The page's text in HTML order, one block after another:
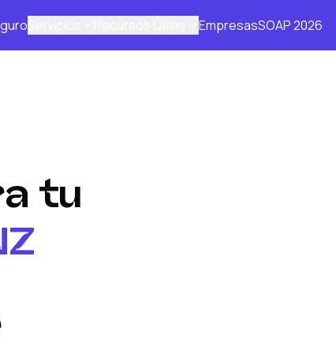
EmpresasSOAP 2026
tu